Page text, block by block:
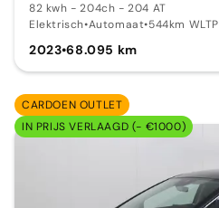
82 kwh - 204ch - 204 AT
Elektrisch•Automaat•544km WLTP
2023•68.095 km
CARDOEN OUTLET
IN PRIJS VERLAAGD (- €1000)